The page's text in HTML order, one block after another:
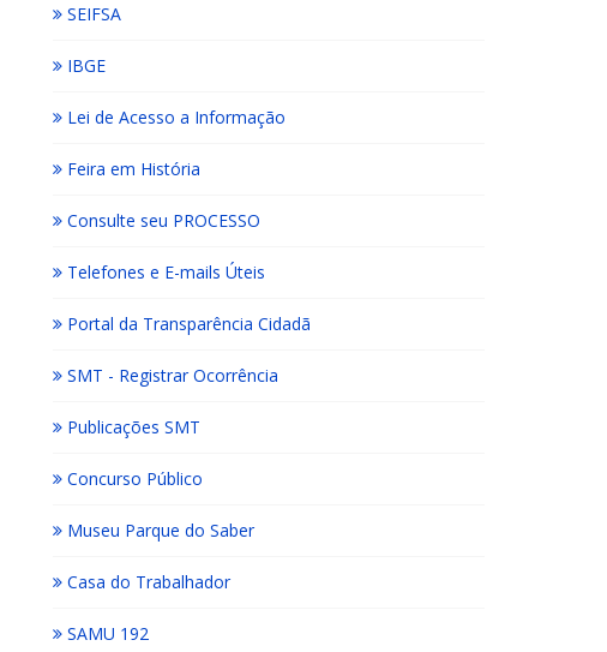
SEIFSA
IBGE
Lei de Acesso a Informação
Feira em História
Consulte seu PROCESSO
Telefones e E-mails Úteis
Portal da Transparência Cidadã
SMT - Registrar Ocorrência
Publicações SMT
Concurso Público
Museu Parque do Saber
Casa do Trabalhador
SAMU 192